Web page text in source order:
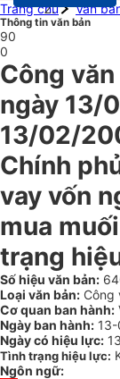
Trang chủ
Văn
Thông tin văn bản
90
0
Công
ngày 13/
13/02/
Chính
vay vốn
mua
trạng
Số hiệu văn bản:
Loại văn bản: Công
Cơ quan ban hành:
Ngày ban hành:
Ngày có hiệu lực:
Tình trạng hiệu lực:
Ngôn ngữ: